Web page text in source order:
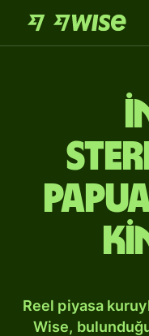
Reel piyasa
Wise,